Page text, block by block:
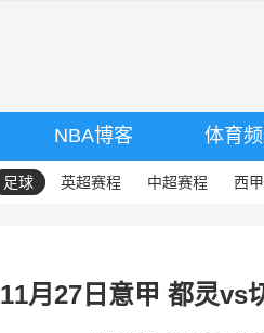
NBA博客 体育
足球 英超赛程 中超赛程 西
11月27日意甲 都灵vs